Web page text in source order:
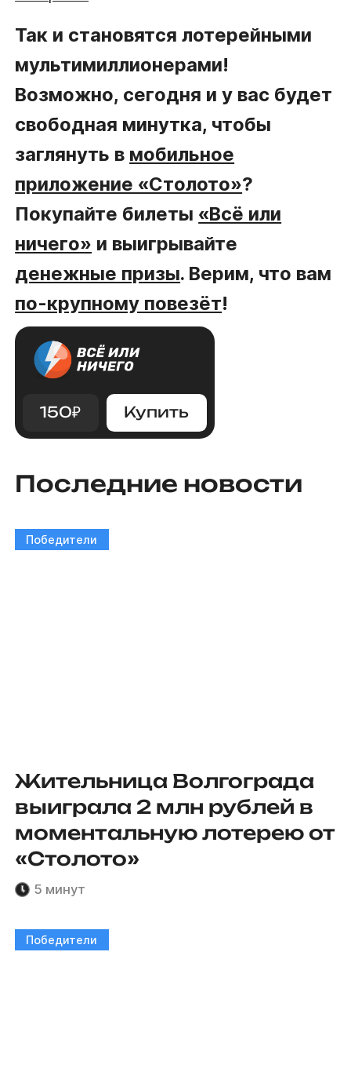
Так и становятся лотерейными
мультимиллионерами!
Возможно, сегодня и у вас будет
свободная минутка, чтобы
заглянуть в мобильное
приложение «Столото»?
Покупайте билеты «Всё или
ничего» и выигрывайте
денежные призы. Верим, что вам
по-крупному повезёт!
150₽ Купить
Последние новости
Победители
Жительница Волгограда
выиграла 2 млн рублей в
моментальную лотерею от
«Столото»
5 минут
Победители